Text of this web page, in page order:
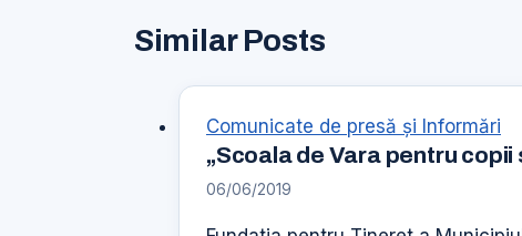
Similar Posts
Comunicate de presă şi Informări
„Scoala de Vara pentru copii
06/06/2019